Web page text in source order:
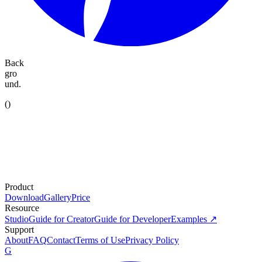
Back
gro
und.
()
Product
DownloadGalleryPrice
Resource
StudioGuide for CreatorGuide for DeveloperExamples ↗
Support
AboutFAQContactTerms of UsePrivacy Policy
G